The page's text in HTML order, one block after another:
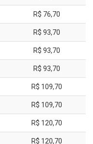
R$ 76,70
R$ 93,70
R$ 93,70
R$ 93,70
R$ 109,70
R$ 109,70
R$ 120,70
R$ 120,70